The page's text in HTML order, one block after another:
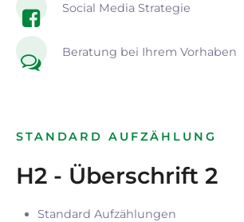
Social Media Strategie
Beratung bei Ihrem Vorhaben
STANDARD AUFZÄHLUNG
H2 - Überschrift 2
Standard Aufzählungen